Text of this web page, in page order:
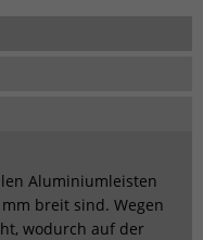
Aluminiumleisten
breit sind. Wegen
wodurch auf der